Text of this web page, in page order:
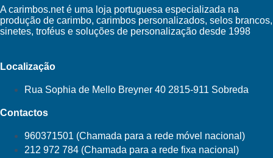
A carimbos.net é uma loja portuguesa especializada na
produção de carimbo, carimbos personalizados, selos brancos,
sinetes, troféus e soluções de personalização desde 1998
Localização
Rua Sophia de Mello Breyner 40 2815-911 Sobreda
Contactos
960371501 (Chamada para a rede móvel nacional)
212 972 784 (Chamada para a rede fixa nacional)